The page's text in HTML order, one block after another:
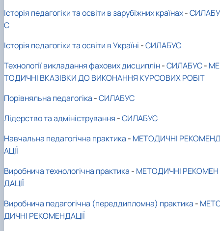
Історія педагогіки та освіти в зарубіжних країнах-СИЛАБУ
С
Історія педагогіки та освіти в Україні -СИЛАБУС
Технології викладання фахових дисциплін-СИЛАБУС- МЕ
ТОДИЧНІ ВКАЗІВКИ ДО ВИКОНАННЯ КУРСОВИХ РОБІТ
Порівняльна педагогіка -СИЛАБУС
Лідерство та адміністрування -СИЛАБУС
Навчальна педагогічна практика - МЕТОДИЧНІ
АЦІЇ
Виробнича технологічна практика - МЕТОДИЧНІ РЕКОМЕН
ДАЦІЇ
Виробнича педагогічна (переддипломна) практика -
ДИЧНІ РЕКОМЕНДАЦІЇ